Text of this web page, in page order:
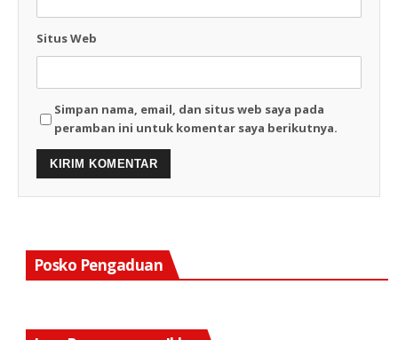
Situs Web
Simpan nama, email, dan situs web saya pada
peramban ini untuk komentar saya berikutnya.
Posko Pengaduan